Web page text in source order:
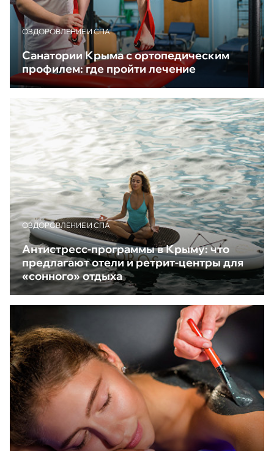
ОЗДОРОВЛЕНИЕ И СПА
Санатории Крыма с ортопедическим
профилем: где пройти лечение
ОЗДОРОВЛЕНИЕ И СПА
Антистресс-программы в Крыму: что
предлагают отели и ретрит-центры для
«сонного» отдыха